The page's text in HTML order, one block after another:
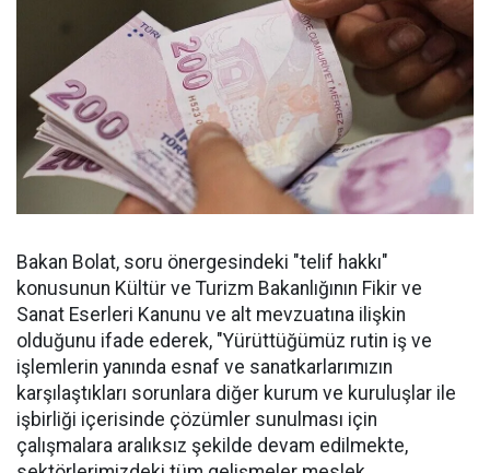
Bakan Bolat, soru önergesindeki "telif hakkı"
konusunun Kültür ve Turizm Bakanlığının Fikir ve
Sanat Eserleri Kanunu ve alt mevzuatına ilişkin
olduğunu ifade ederek, "Yürüttüğümüz rutin iş ve
işlemlerin yanında esnaf ve sanatkarlarımızın
karşılaştıkları sorunlara diğer kurum ve kuruluşlar ile
işbirliği içerisinde çözümler sunulması için
çalışmalara aralıksız şekilde devam edilmekte,